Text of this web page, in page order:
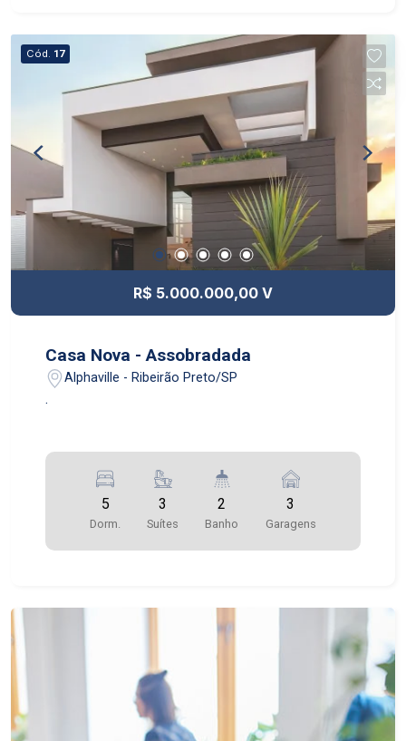
Cód. 17
R$ 5.000.000,00 V
Casa Nova - Assobradada
Alphaville - Ribeirão Preto/SP
.
5
Dorm.
3
Suítes
2
Banho
3
Garagens